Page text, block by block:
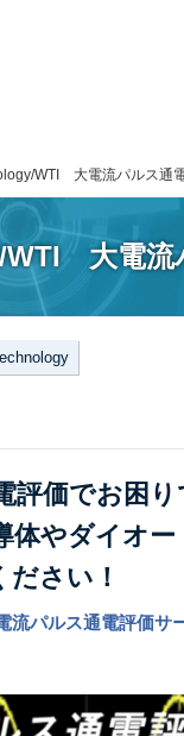
WTI 大電流パルス通
大電流
評価でお困
体やダイオ
さい！
パルス通電評価サ